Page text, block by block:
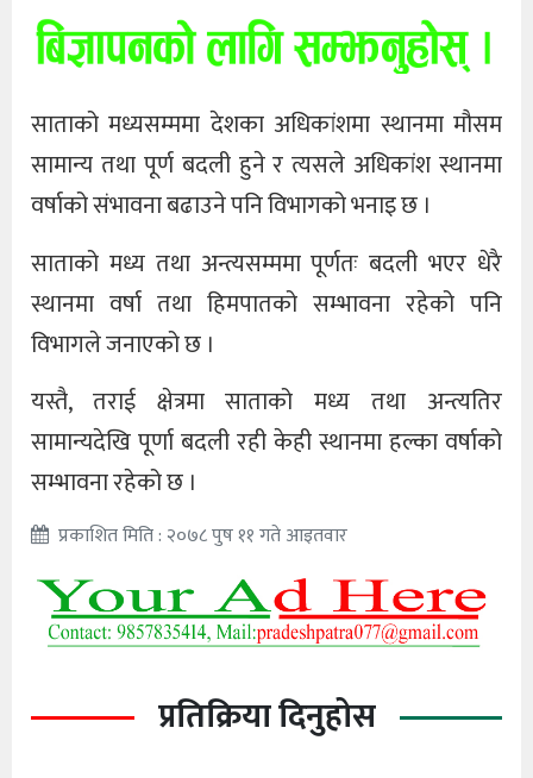
साताको मध्यसम्ममा देशका अधिकांशमा स्थानमा मौसम
सामान्य तथा पूर्ण बदली हुने र त्यसले अधिकांश स्थानमा
वर्षाको संभावना बढाउने पनि विभागको भनाइ छ ।
साताको मध्य तथा अन्त्यसम्ममा पूर्णतः बदली भएर धेरै
स्थानमा वर्षा तथा हिमपातको सम्भावना रहेको पनि
विभागले जनाएको छ ।
यस्तै, तराई क्षेत्रमा साताको मध्य तथा अन्त्यतिर
सामान्यदेखि पूर्णा बदली रही केही स्थानमा हल्का वर्षाको
सम्भावना रहेको छ ।
प्रकाशित मिति : २०७८ पुष ११ गते आइतवार
प्रतिक्रिया दिनुहोस